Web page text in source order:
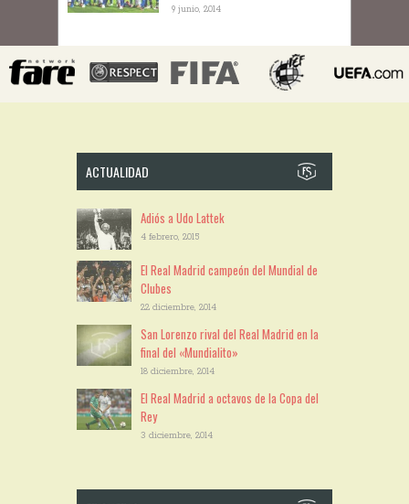
9 junio, 2014
ACTUALIDAD
Adiós a Udo Lattek
4 febrero, 2015
El Real Madrid campeón del Mundial de
Clubes
22 diciembre, 2014
San Lorenzo rival del Real Madrid en la
final del «Mundialito»
18 diciembre, 2014
El Real Madrid a octavos de la Copa del
Rey
3 diciembre, 2014